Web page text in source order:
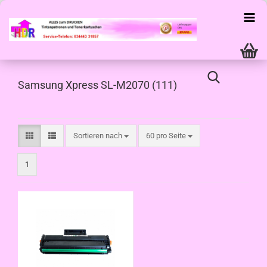
Samsung Xpress SL-M2070 (111)
Sortieren nach
Sortieren nach 60 pro Seite
pro Seite
1